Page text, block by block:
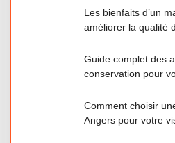
Les bienfaits d’un
améliorer la qualité
Guide complet des
conservation pour
Comment choisir
Angers pour votre